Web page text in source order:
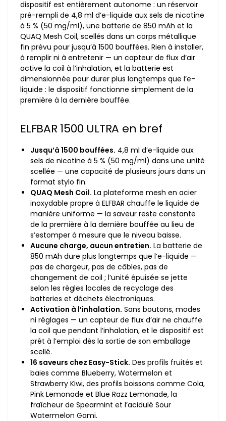
dispositif est entièrement autonome : un réservoir
pré-rempli de 4,8 ml d’e-liquide aux sels de nicotine
à 5 % (50 mg/ml), une batterie de 850 mAh et la
QUAQ Mesh Coil, scellés dans un corps métallique
fin prévu pour jusqu’à 1500 bouffées. Rien à installer,
à remplir ni à entretenir — un capteur de flux d’air
active la coil à l’inhalation, et la batterie est
dimensionnée pour durer plus longtemps que l’e-
liquide : le dispositif fonctionne simplement de la
première à la dernière bouffée.
ELFBAR 1500 ULTRA en bref
Jusqu’à 1500 bouffées. 4,8 ml d’e-liquide aux
sels de nicotine à 5 % (50 mg/ml) dans une unité
scellée — une capacité de plusieurs jours dans un
format stylo fin.
QUAQ Mesh Coil. La plateforme mesh en acier
inoxydable propre à ELFBAR chauffe le liquide de
manière uniforme — la saveur reste constante
de la première à la dernière bouffée au lieu de
s’estomper à mesure que le niveau baisse.
Aucune charge, aucun entretien. La batterie de
850 mAh dure plus longtemps que l’e-liquide —
pas de chargeur, pas de câbles, pas de
changement de coil ; l’unité épuisée se jette
selon les règles locales de recyclage des
batteries et déchets électroniques.
Activation à l’inhalation. Sans boutons, modes
ni réglages — un capteur de flux d’air ne chauffe
la coil que pendant l’inhalation, et le dispositif est
prêt à l’emploi dès la sortie de son emballage
scellé.
16 saveurs chez Easy-Stick. Des profils fruités et
baies comme Blueberry, Watermelon et
Strawberry Kiwi, des profils boissons comme Cola,
Pink Lemonade et Blue Razz Lemonade, la
fraîcheur de Spearmint et l’acidulé Sour
Watermelon Gami.